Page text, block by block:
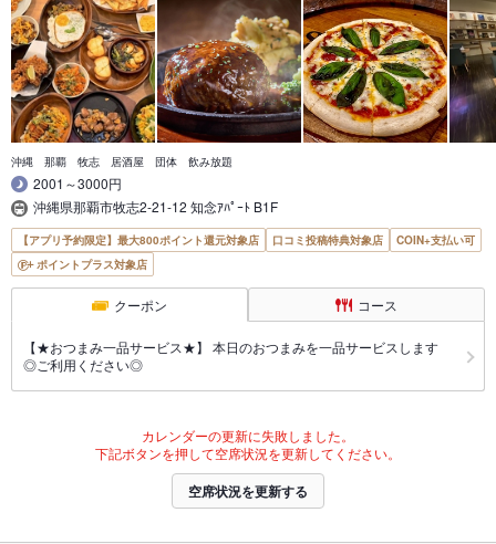
沖縄 那覇 牧志 居酒屋 団体 飲み放題
2001～3000円
沖縄県那覇市牧志2-21-12 知念ｱﾊﾟｰﾄ B1F
【アプリ予約限定】最大800ポイント還元対象店 口コミ投稿特典対象店
COIN+支払い可
ポイントプラス対象店
クーポン コース
【★おつまみ一品サービス★】 本日のおつまみを一品サービスします
◎ご利用ください◎
カレンダーの更新に失敗しました。
下記ボタンを押して空席状況を更新してください。
空席状況を更新する